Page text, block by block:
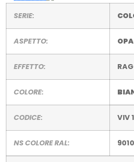
SERIE:
ASPETTO:
EFFETTO:
COLORE:
CODICE: VIV
NS COLORE RAL: 9010